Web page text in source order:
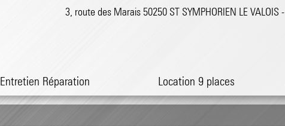
Entretien Réparation Location 9 places
3, route des Marais 50250 ST SYMPHORIEN LE VALOIS -